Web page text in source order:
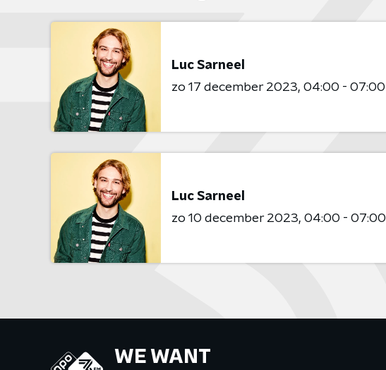
Luc Sarneel
zo 17 december 2023 04:00 - 07:00
Luc Sarneel
zo 10 december 2023 04:00 - 07:00
WE WANT